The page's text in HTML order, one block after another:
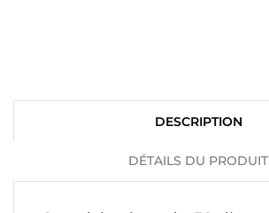
DESCRIPTION
DÉTAILS DU PRODUIT